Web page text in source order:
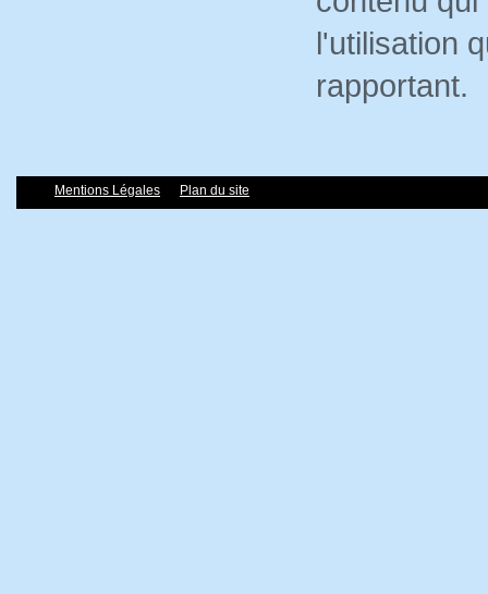
l'utilisation
rapportant.
Mentions Légales Plan du site